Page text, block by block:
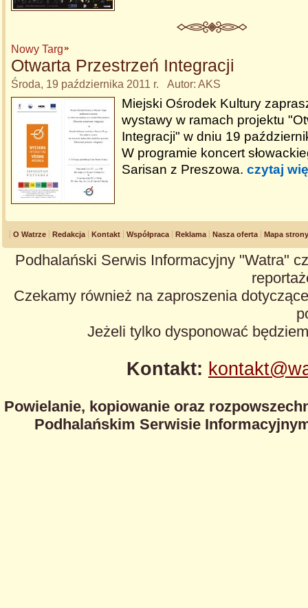
Nowy Targ
Otwarta Przestrzeń Integracji
Środa, 19 października 2011 r. Autor: AKS
Miejski Ośrodek Kultury
wystawy w ramach projektu
Integracji" w dniu 19
W programie koncert
Sarisan z Preszowa. czytaj
O Watrze Redakcja Kontakt Współpraca Reklama Nasza oferta Mapa strony
Podhalański Serwis Informacyjny "Watra"
Czekamy również na zaproszenia
Jeżeli tylko dysponować
Kontakt:
Powielanie, kopiowanie oraz
Podhalańskim Serwisie